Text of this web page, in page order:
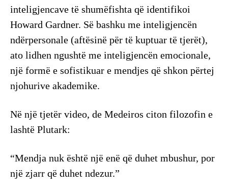
inteligjencave të shumëfishta që identifikoi
Howard Gardner. Së bashku me inteligjencën
ndërpersonale (aftësinë për të kuptuar të tjerët),
ato lidhen ngushtë me inteligjencën emocionale,
një formë e sofistikuar e mendjes që shkon përtej
njohurive akademike.
Në një tjetër video, de Medeiros citon filozofin e
lashtë Plutark:
“Mendja nuk është një enë që duhet mbushur, por
një zjarr që duhet ndezur.”